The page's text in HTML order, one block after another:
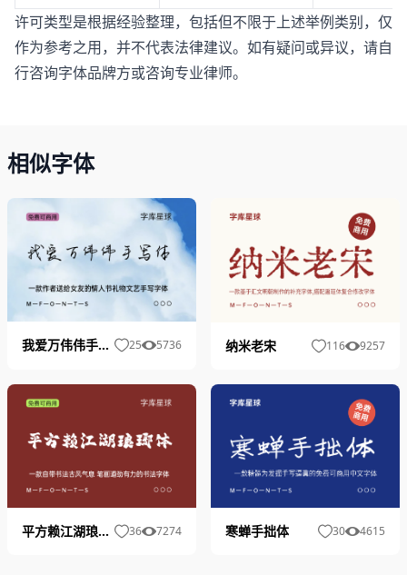
许可类型是根据经验整理，包括但不限于上述举例类别，仅
作为参考之用，并不代表法律建议。如有疑问或异议，请自
行咨询字体品牌方或咨询专业律师。
相似字体
我爱万伟伟手写体 25 5736 纳米老宋 116 9257
平方赖江湖琅琊体 36 7274 寒蝉手拙体 30 4615